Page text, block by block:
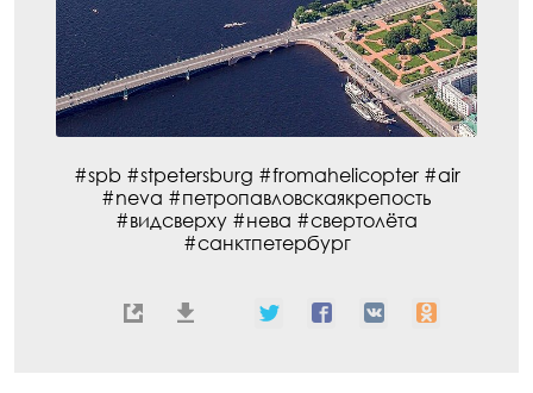
#spb #stpetersburg #fromahelicopter #air
#neva #петропавловскаякрепость
#видсверху #нева #свертолёта
#санктпетербург